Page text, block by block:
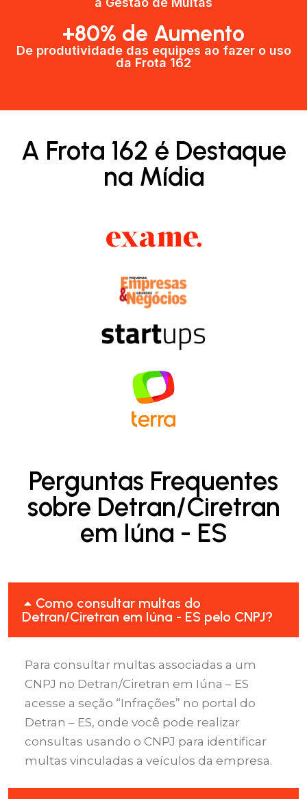
+80% de Aumento
De produtividade das equipes ao fazer o uso
da Frota 162​
A Frota 162 é Destaque
na Mídia
Perguntas Frequentes
sobre Detran/Ciretran
em Iúna - ES
Como consultar multas do
Detran/Ciretran em Iúna - ES pelo CNPJ?
Para consultar multas associadas a um
CNPJ no Detran/Ciretran em Iúna – ES
acesse a seção “Infrações” no portal do
Detran – ES, onde você pode realizar
consultas usando o CNPJ para identificar
multas vinculadas a veículos da empresa.